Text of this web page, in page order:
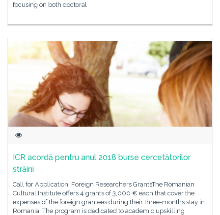
focusing on both doctoral
ICR acordă pentru anul 2018 burse cercetătorilor
străini
Call for Application: Foreign Researchers GrantsThe Romanian
Cultural Institute offers 4 grants of 3,000 € each that cover the
expenses of the foreign grantees during their three-months stay in
Romania. The program is dedicated to academic upskilling